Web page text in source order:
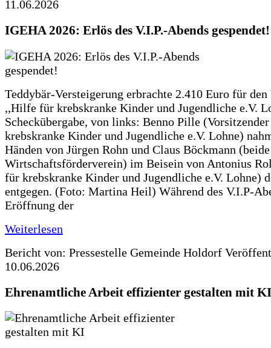
11.06.2026
IGEHA 2026: Erlös des V.I.P.-Abends gespendet!
Teddybär-Versteigerung erbrachte 2.410 Euro für den
,,Hilfe für krebskranke Kinder und Jugendliche e.V.
Scheckübergabe, von links: Benno Pille
krebskranke Kinder und Jugendliche e.V. Lohne)
Händen von Jürgen Rohn und Claus Böckmann
Wirtschaftsförderverein) im Beisein von Antonius
für krebskranke Kinder und Jugendliche e.V. Lohne)
entgegen. (Foto: Martina Heil) Während des V.I.P-
Eröffnung der
Weiterlesen
Bericht von: Pressestelle Gemeinde Holdorf
10.06.2026
Ehrenamtliche Arbeit effizienter gestalten mit KI